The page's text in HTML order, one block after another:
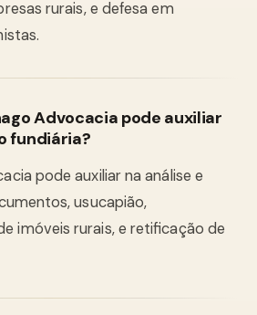
rurais, e defesa em
Advocacia pode auxiliar
fundiária?
pode auxiliar na análise e
usucapião,
imóveis rurais, e retificação de